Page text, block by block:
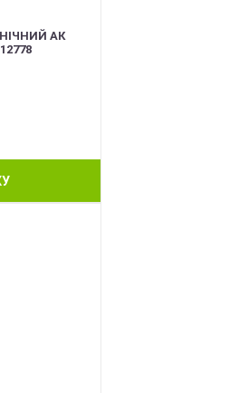
АК